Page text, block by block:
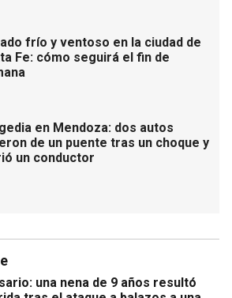
frío y ventoso en la ciudad de
Fe: cómo seguirá el fin de
en Mendoza: dos autos
de un puente tras un choque y
un conductor
una nena de 9 años resultó